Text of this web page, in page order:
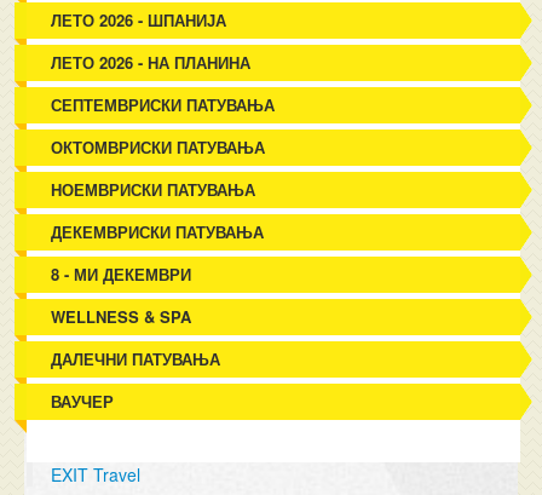
ЛЕТО 2026 - ШПАНИЈА
ЛЕТО 2026 - НА ПЛАНИНА
СЕПТЕМВРИСКИ ПАТУВАЊА
ОКТОМВРИСКИ ПАТУВАЊА
НОЕМВРИСКИ ПАТУВАЊА
ДЕКЕМВРИСКИ ПАТУВАЊА
8 - МИ ДЕКЕМВРИ
WELLNESS & SPA
ДАЛЕЧНИ ПАТУВАЊА
ВАУЧЕР
EXIT Travel